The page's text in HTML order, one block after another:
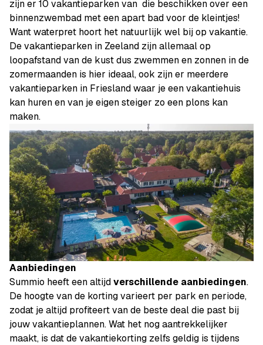
zijn er 10 vakantieparken van die beschikken over een
binnenzwembad met een apart bad voor de kleintjes!
Want waterpret hoort het natuurlijk wel bij op vakantie.
De vakantieparken in Zeeland zijn allemaal op
loopafstand van de kust dus zwemmen en zonnen in de
zomermaanden is hier ideaal, ook zijn er meerdere
vakantieparken in Friesland waar je een vakantiehuis
kan huren en van je eigen steiger zo een plons kan
maken.
Aanbiedingen
Summio heeft een altijdverschillende aanbiedingen.
De hoogte van de korting varieert per park en periode,
zodat je altijd profiteert van de beste deal die past bij
jouw vakantieplannen. Wat het nog aantrekkelijker
maakt, is dat de vakantiekorting zelfs geldig is tijdens